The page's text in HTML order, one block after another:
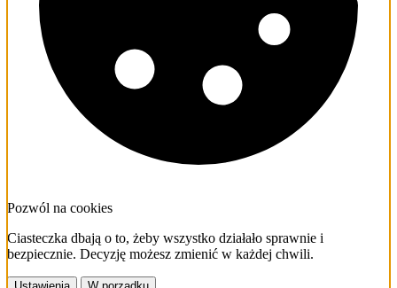
Pozwól na cookies
Ciasteczka dbają o to, żeby wszystko działało sprawnie i
bezpiecznie. Decyzję możesz zmienić w każdej chwili.